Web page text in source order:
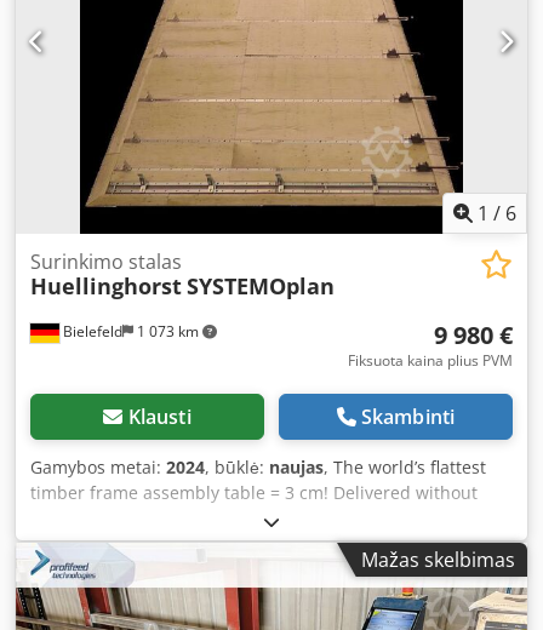
1 / 6
Bielefeld 1 073 km
Surinkimo stalas
HuellinghorstSYSTEMOplan
9 980 €
Fiksuota kaina plius PVM
Klausti Skambinti
Gamybos metai: 2024, būklė: naujas, The world’s flattest
timber frame assembly table = 3 cm! Delivered without
timber boards. Text line break with the following
specifications: Included components: - 1 double rail (zero
stop) - 10 perforated rails - 10 rack-and-pinion clamps - 14
adjustable end stops - 14 interchangeable outside wall
pressure plates - cordless impact driver - bit adapter - 50
Mažas skelbimas